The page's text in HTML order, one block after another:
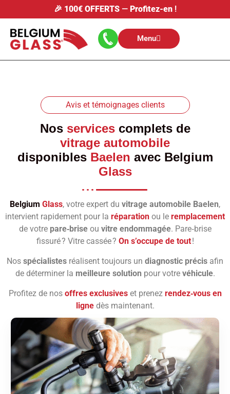
🎉 100€ OFFERTS— Profitez-en!
Menu
Avis et témoignages clients
Nos servicescomplets de
vitrage automobile
disponibles Baelen avec Belgium
Glass
Belgium Glass, votre expert du vitrage automobile Baelen,
intervient rapidement pour la réparation ou le remplacement
de votre pare‑briseou vitre endommagée. Pare‑brise
fissuré ? Vitre cassée ? On s’occupe de tout!
Nos spécialistes réalisent toujours un diagnostic précis afin
de déterminer la meilleure solution pour votre véhicule.
Profitez de nos offres exclusiveset prenez rendez‑vous en
lignedès maintenant.